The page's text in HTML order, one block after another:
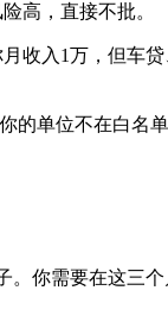
高，直接不批。
入1万，但车贷
的单位不在白名
你需要在这三